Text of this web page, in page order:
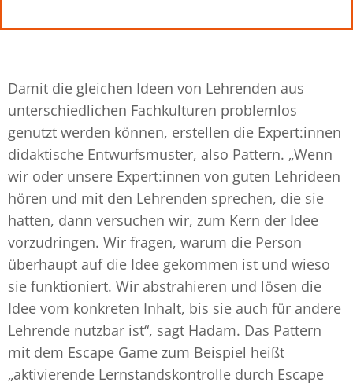
Damit die gleichen Ideen von Lehrenden aus
unterschiedlichen Fachkulturen problemlos
genutzt werden können, erstellen die Expert:innen
didaktische Entwurfsmuster, also Pattern. „Wenn
wir oder unsere Expert:innen von guten Lehrideen
hören und mit den Lehrenden sprechen, die sie
hatten, dann versuchen wir, zum Kern der Idee
vorzudringen. Wir fragen, warum die Person
überhaupt auf die Idee gekommen ist und wieso
sie funktioniert. Wir abstrahieren und lösen die
Idee vom konkreten Inhalt, bis sie auch für andere
Lehrende nutzbar ist“, sagt Hadam. Das Pattern
mit dem Escape Game zum Beispiel heißt
„aktivierende Lernstandskontrolle durch Escape